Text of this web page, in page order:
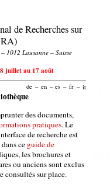
de Recherches sur
1012 Lausanne – Suisse
juillet au 17 août
de – en – es – fr – it
des documents,
pratiques. Le
de recherche est
ce guide de
les brochures et
ou anciens sont exclus
consultés sur place.